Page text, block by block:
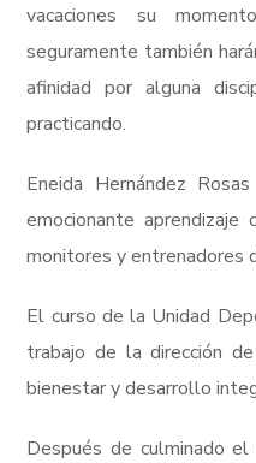
vacaciones su
seguramente también
afinidad por alguna
practicando.
Eneida Hernández
emocionante aprendizaje
monitores y entrenadores
El curso de la Unidad
trabajo de la dirección
bienestar y desarrollo
Después de culminado